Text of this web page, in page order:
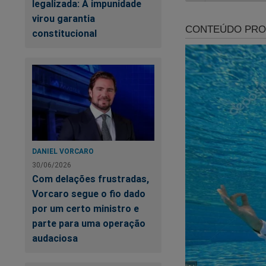
legalizada: A impunidade
virou garantia
constitucional
DANIEL VORCARO
30/06/2026
Com delações frustradas,
Vorcaro segue o fio dado
por um certo ministro e
parte para uma operação
audaciosa
Tudo isso e muito
A maior loja
Clique no link
https://
O Brasil precisa de
Caso queira, doe